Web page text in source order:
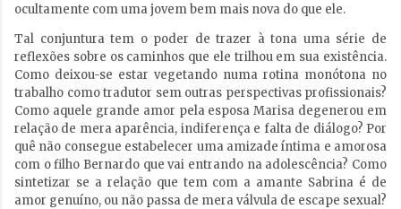
ocultamente com uma jovem bem mais nova do que ele.
Tal conjuntura tem o poder de trazer à tona uma série de
reflexões sobre os caminhos que ele trilhou em sua existência.
Como deixou-se estar vegetando numa rotina monótona no
trabalho como tradutor sem outras perspectivas profissionais?
Como aquele grande amor pela esposa Marisa degenerou em
relação de mera aparência, indiferença e falta de diálogo? Por
quê não consegue estabelecer uma amizade íntima e amorosa
com o filho Bernardo que vai entrando na adolescência? Como
sintetizar se a relação que tem com a amante Sabrina é de
amor genuíno, ou não passa de mera válvula de escape sexual?